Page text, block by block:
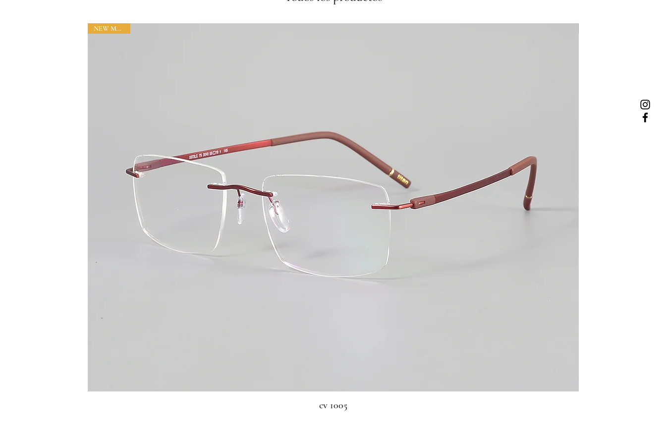
NEW MODEL
cv 1005